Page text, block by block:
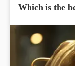
Which is the